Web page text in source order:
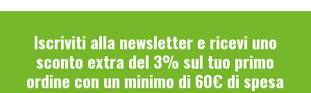
Iscriviti alla newsletter e ricevi uno
sconto extra del 3% sul tuo primo
ordine con un minimo di 60€ di spesa